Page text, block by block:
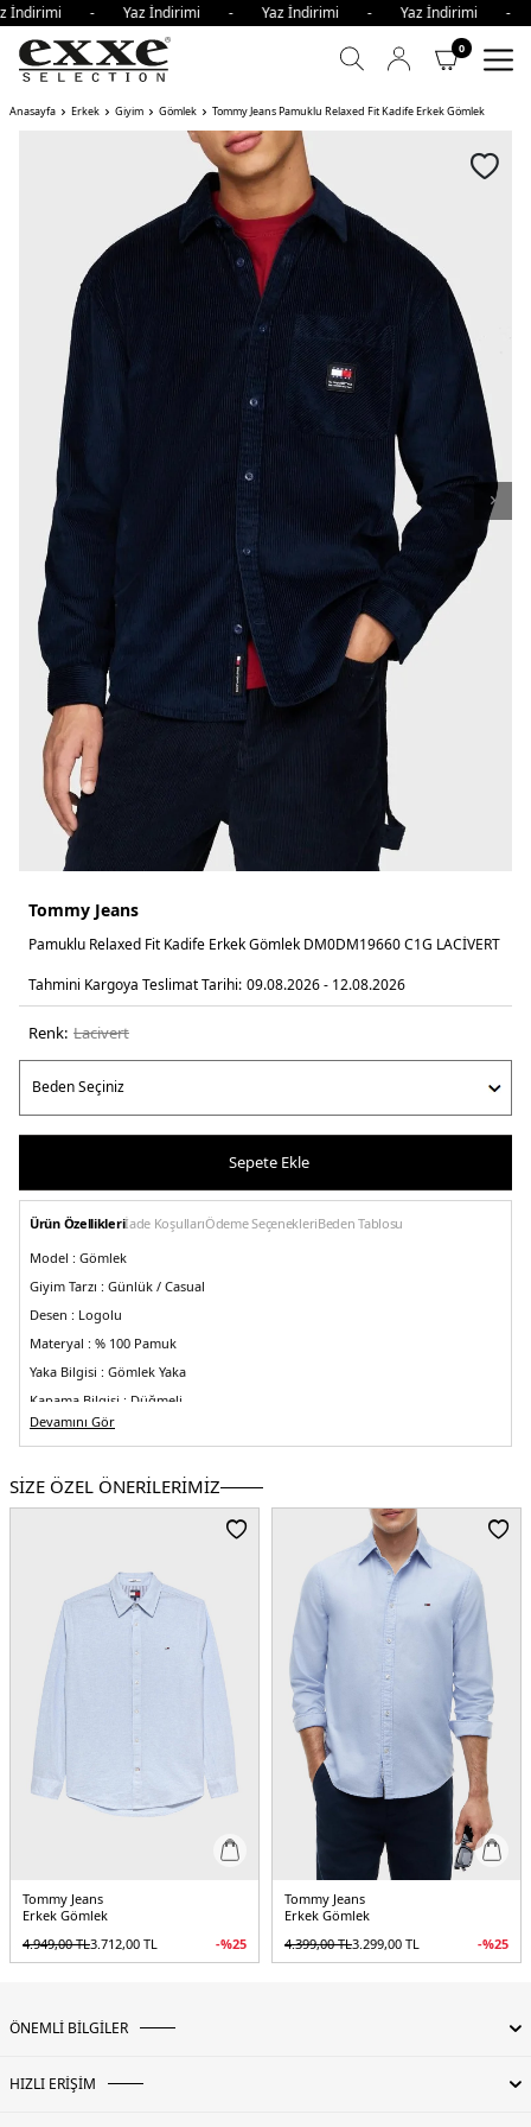
- Yaz İndirimi - Yaz İndirimi - Yaz
0
Anasayfa Erkek Giyim Gömlek Tommy Jeans Pamuklu Relaxed Fit Kadife Erkek Gömlek
Tommy Jeans
Pamuklu Relaxed Fit Kadife Erkek Gömlek DM0DM19660 C1G LACİVERT
Tahmini Kargoya Teslimat Tarihi: 09.08.2026 - 12.08.2026
Renk: laci̇vert
Sepete Ekle
Ürün Özellikleriİade KoşullarıÖdeme SeçenekleriBeden Tablosu
Model : Gömlek
Giyim Tarzı : Günlük / Casual
Desen : Logolu
Materyal : % 100 Pamuk
Yaka Bilgisi : Gömlek Yaka
Kapama Bilgisi : Düğmeli
Cep Bilgisi :Cepli
Kalıp Bilgisi :Relaxed Fit
Detay : - Bir adet göğüs cebi- Hafif düşük omuzlar
Devamını Gör
SİZE ÖZEL ÖNERİLERİMİZ
Tommy Jeans
Erkek Gömlek
4.949,00TL3.712,00 TL -%25
Tommy Jeans
Erkek Gömlek
4.399,00TL3.299,00 TL -%25
ÖNEMLİ BİLGİLER
HIZLI ERİŞİM